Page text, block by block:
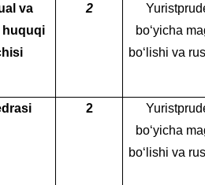
va
huquqi
2
bo‘yicha
bo‘lishi va
2
bo‘yicha
bo‘lishi va